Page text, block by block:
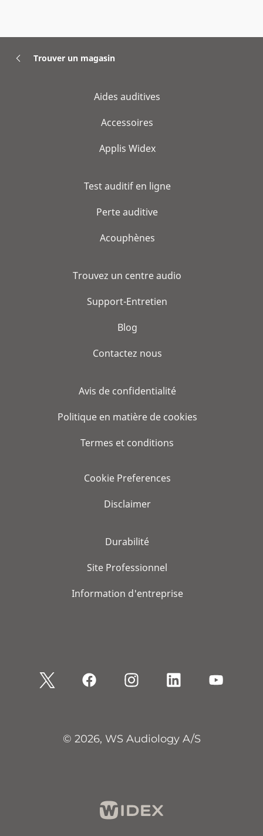
Trouver un magasin
Aides auditives
Accessoires
Applis Widex
Test auditif en ligne
Perte auditive
Acouphènes
Trouvez un centre audio
Support-Entretien
Blog
Contactez nous
Avis de confidentialité
Politique en matière de cookies
Termes et conditions
Cookie Preferences
Disclaimer
Durabilité
Site Professionnel
Information d'entreprise
© 2026, WS Audiology A/S